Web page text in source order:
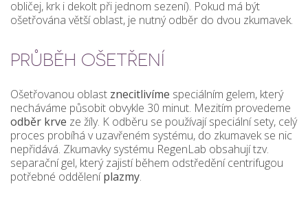
obličej, krk i dekolt při jednom sezení). Pokud má být
ošetřována větší oblast, je nutný odběr do dvou zkumavek.
PRŮBĚH OŠETŘENÍ
Ošetřovanou oblast znecitlivíme speciálním gelem, který
necháváme působit obvykle 30 minut. Mezitím provedeme
odběr krve ze žíly. K odběru se používají speciální sety, celý
proces probíhá v uzavřeném systému, do zkumavek se nic
nepřidává. Zkumavky systému RegenLab obsahují tzv.
separační gel, který zajistí během odstředění centrifugou
potřebné odděleníplazmy.